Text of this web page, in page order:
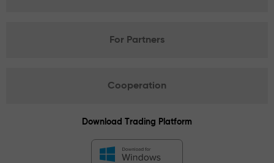
For Partners
Cooperation
Download Trading Platform